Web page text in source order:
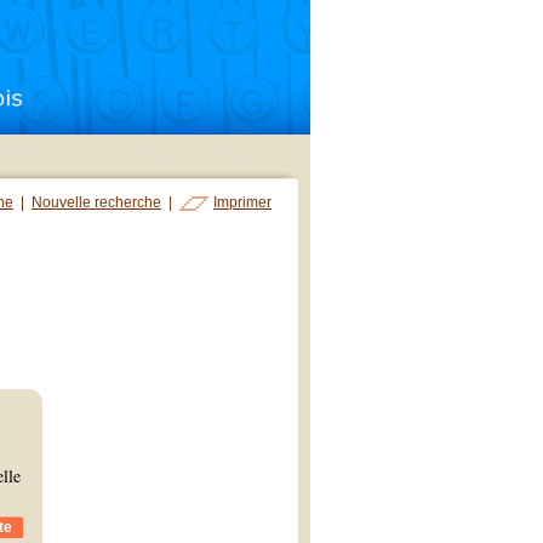
Nouvelle recherche Imprimer